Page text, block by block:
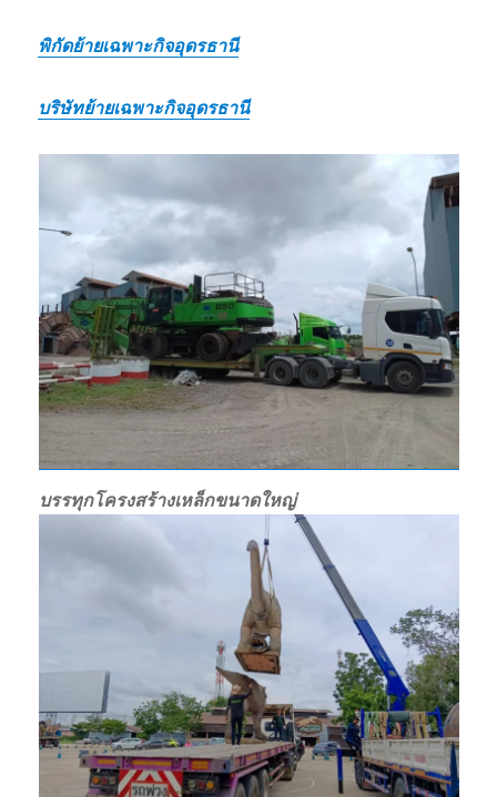
พิกัดย้ายเฉพาะกิจอุดรธานี
บริษัทย้ายเฉพาะกิจอุดรธานี
บรรทุกโครงสร้างเหล็กขนาดใหญ่